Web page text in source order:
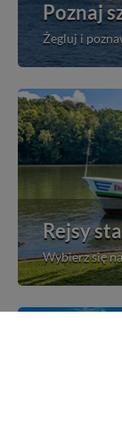
Poznaj
Żegluj i
Rejsy
Wybierz się